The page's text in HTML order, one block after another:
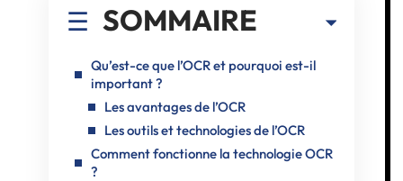
SOMMAIRE
Qu’est-ce que l’OCR et pourquoi est-il
important ?
Les avantages de l’OCR
Les outils et technologies de l’OCR
Comment fonctionne la technologie OCR
?